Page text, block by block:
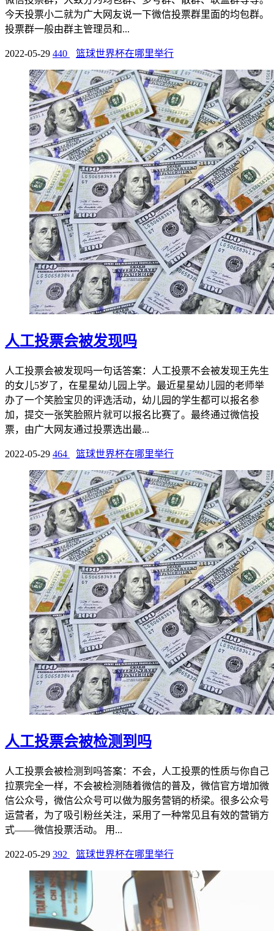
今天投票小二就为广大网友说一下微信投票群里面的均包群。
投票群一般由群主管理员和...
2022-05-29 440 篮球世界杯在哪里举行
人工投票会被发现吗
人工投票会被发现吗一句话答案：人工投票不会被发现王先生
的女儿5岁了，在星星幼儿园上学。最近星星幼儿园的老师举
办了一个笑脸宝贝的评选活动，幼儿园的学生都可以报名参
加，提交一张笑脸照片就可以报名比赛了。最终通过微信投
票，由广大网友通过投票选出最...
2022-05-29 464 篮球世界杯在哪里举行
人工投票会被检测到吗
人工投票会被检测到吗答案：不会，人工投票的性质与你自己
拉票完全一样，不会被检测随着微信的普及，微信官方增加微
信公众号，微信公众号可以做为服务营销的桥梁。很多公众号
运营者，为了吸引粉丝关注，采用了一种常见且有效的营销方
式——微信投票活动。 用...
2022-05-29 392 篮球世界杯在哪里举行